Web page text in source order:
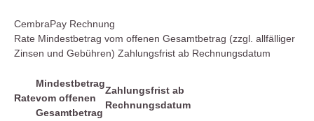
CembraPay Rechnung
Rate Mindestbetrag vom offenen Gesamtbetrag (zzgl. allfälliger
Zinsen und Gebühren) Zahlungsfrist ab Rechnungsdatum
Rate
Mindestbetrag
vom offenen
Gesamtbetrag
Zahlungsfrist ab
Rechnungsdatum